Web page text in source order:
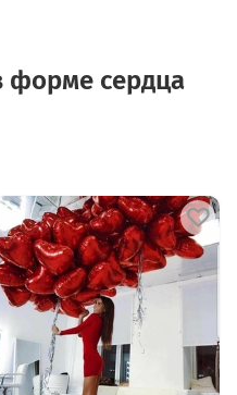
сердца